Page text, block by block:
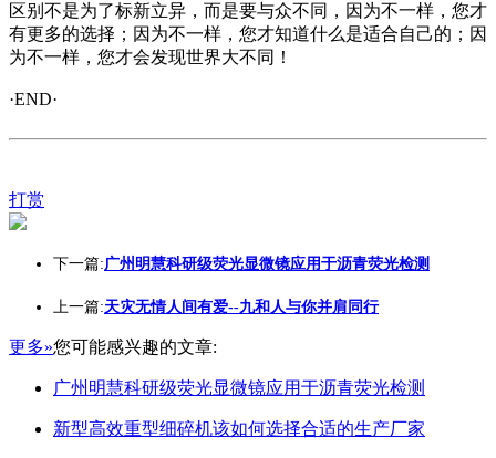
区别不是为了标新立异，而是要与众不同，因为不一样，您才
有更多的选择；因为不一样，您才知道什么是适合自己的；因
为不一样，您才会发现世界大不同！
·END·
打赏
下一篇:广州明慧科研级荧光显微镜应用于沥青荧光检测
上一篇:天灾无情人间有爱--九和人与你并肩同行
更多»您可能感兴趣的文章:
广州明慧科研级荧光显微镜应用于沥青荧光检测
新型高效重型细碎机该如何选择合适的生产厂家